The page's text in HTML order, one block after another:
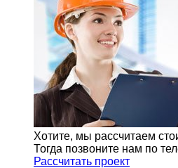
Хотите, мы рассчитаем
Тогда позвоните нам по
Рассчитать проект